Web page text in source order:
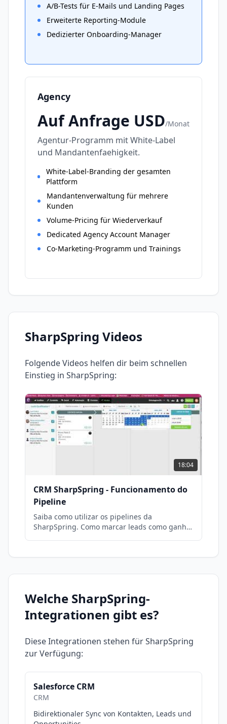
A/B-Tests für E-Mails und Landing Pages
Erweiterte Reporting-Module
Dedizierter Onboarding-Manager
Agency
Auf Anfrage USD/Monat
Agentur-Programm mit White-Label
und Mandantenfaehigkeit.
White-Label-Branding der gesamten
Plattform
Mandantenverwaltung für mehrere
Kunden
Volume-Pricing für Wiederverkauf
Dedicated Agency Account Manager
Co-Marketing-Programm und Trainings
SharpSpring Videos
Folgende Videos helfen dir beim schnellen
Einstieg in SharpSpring:
18:04
CRM SharpSpring - Funcionamento do
Pipeline
Saiba como utilizar os pipelines da
SharpSpring. Como marcar leads como ganho
Welche SharpSpring-
Integrationen gibt es?
Diese Integrationen stehen fürSharpSpring
zur Verfügung:
Salesforce CRM
CRM
Bidirektionaler Sync von Kontakten, Leads und